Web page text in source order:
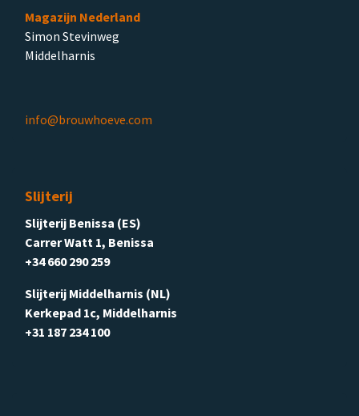
Magazijn Nederland
Simon Stevinweg
Middelharnis
info@brouwhoeve.com
Slijterij
Slijterij Benissa (ES)
Carrer Watt 1, Benissa
+34 660 290 259
Slijterij Middelharnis (NL)
Kerkepad 1c, Middelharnis
+31 187 234 100